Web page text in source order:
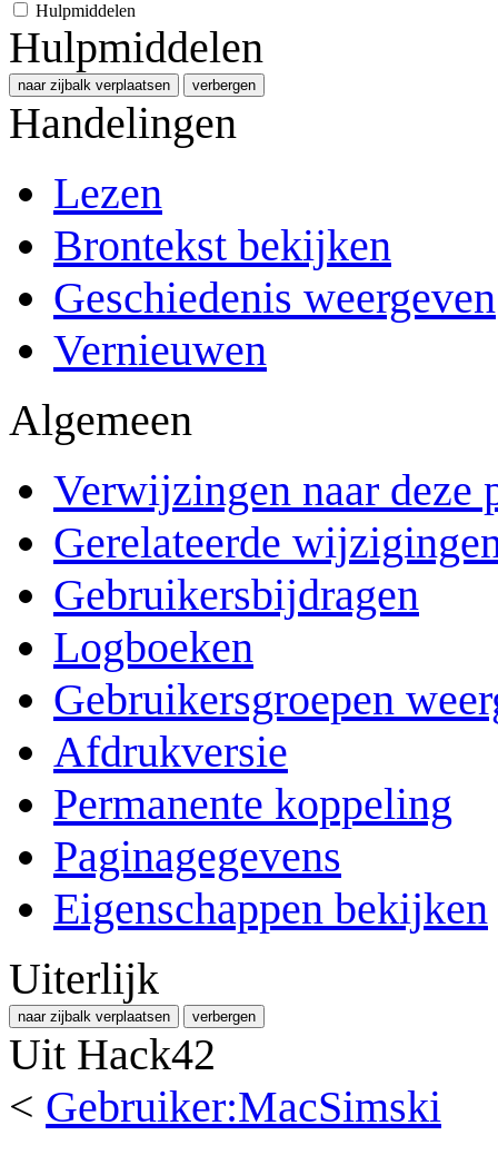
Hulpmiddelen
Hulpmiddelen
naar zijbalk verplaatsen verbergen
Handelingen
Lezen
Brontekst bekijken
Geschiedenis weergeven
Vernieuwen
Algemeen
Verwijzingen naar deze
Gerelateerde
Gebruikersbijdragen
Logboeken
Gebruikersgroepen
Afdrukversie
Permanente koppeling
Paginagegevens
Eigenschappen bekijken
Uiterlijk
naar zijbalk verplaatsen verbergen
Uit Hack42
< Gebruiker:MacSimski